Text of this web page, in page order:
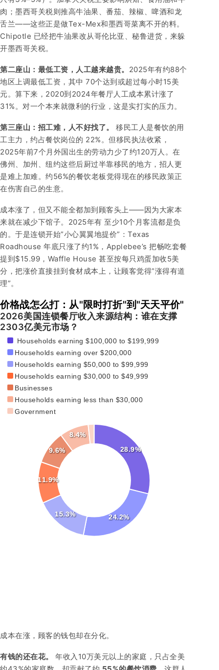
肉；墨西哥关税则推高牛油果、番茄、辣椒、啤酒和龙
舌兰——这些正是做Tex-Mex和墨西哥菜离不开的料。
Chipotle 已经把牛油果改从哥伦比亚、秘鲁进货，来躲
开墨西哥关税。
第二座山：最低工资，人工越来越贵。 2025年有约88个
地区上调最低工资，其中 70个达到或超过每小时15美
元。算下来，2020到2024年餐厅人工成本累计涨了
31%。对一个本来就微利的行业，这是实打实的压力。
第三座山：招工难，人不好找了。
移民工人是餐饮的用
工主力，约占餐饮岗位的 22%。但移民执法收紧，
2025年前7个月外国出生的劳动力少了约120万人。在
佛州、加州、纽约这些后厨过半靠移民的地方，招人更
是难上加难。约56%的餐饮老板觉得现在的移民政策正
在伤害自己的生意。
成本涨了，但又不能全都加到顾客头上——因为大家本
来就在减少下馆子。2025年有 至少10个月客流都是负
的。于是连锁开始”小心翼翼地提价”：Texas
Roadhouse 年底只涨了约1%，Applebee’s 把畅吃套餐
提到$15.99，Waffle House 甚至按每只鸡蛋加收5美
分，把涨价直接挂到食材成本上，让顾客觉得”涨得有道
理”。
价格战怎么打：从"限时打折"到"天天平价"
2026美国连锁餐厅收入来源结构：谁在支撑
2303亿美元市场？
Households earning $100,000 to $199,999
Households earning over $200,000
Households earning $50,000 to $99,999
Households earning $30,000 to $49,999
Businesses
Households earning less than $30,000
Government
28.9%
24.2%
15.3%
11.9%
9.6%
8.4%
成本在涨，顾客的钱包却在分化。
有钱的还在花。
年收入10万美元以上的家庭，只占全美